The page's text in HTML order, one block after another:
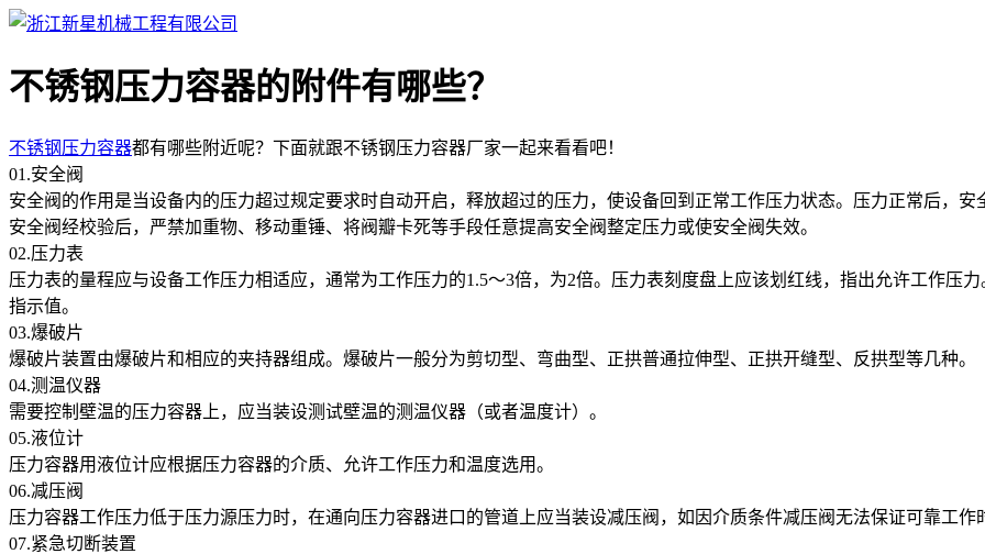
不锈钢压力容器的附件有哪些？
不锈钢压力容器都有哪些附近呢？下面就跟不锈钢压力容器厂家一起来看看吧！
01.安全阀
安全阀的作用是当设备内的压力超过规定要求时自动开启，释放超过的压力，使设备回到正常工作压力状态。压力正常后，安
安全阀经校验后，严禁加重物、移动重锤、将阀瓣卡死等手段任意提高安全阀整定压力或使安全阀失效。
02.压力表
压力表的量程应与设备工作压力相适应，通常为工作压力的1.5～3倍，为2倍。压力表刻度盘上应该划红线，指出允许工作压
指示值。
03.爆破片
爆破片装置由爆破片和相应的夹持器组成。爆破片一般分为剪切型、弯曲型、正拱普通拉伸型、正拱开缝型、反拱型等几种。
04.测温仪器
需要控制壁温的压力容器上，应当装设测试壁温的测温仪器（或者温度计）。
05.液位计
压力容器用液位计应根据压力容器的介质、允许工作压力和温度选用。
06.减压阀
压力容器工作压力低于压力源压力时，在通向压力容器进口的管道上应当装设减压阀，如因介质条件减压阀无法保证可靠工作
07.紧急切断装置